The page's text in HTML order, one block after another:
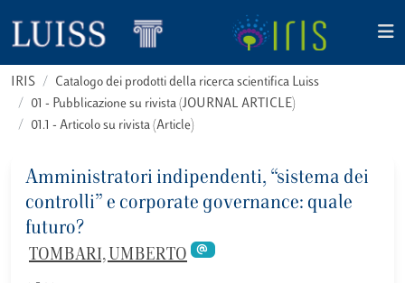
IRIS
Catalogo dei prodotti della ricerca scientifica Luiss
01 - Pubblicazione su rivista (JOURNAL ARTICLE)
01.1 - Articolo su rivista (Article)
Amministratori indipendenti, “sistema dei
controlli” e corporate governance: quale
futuro?
TOMBARI, UMBERTO